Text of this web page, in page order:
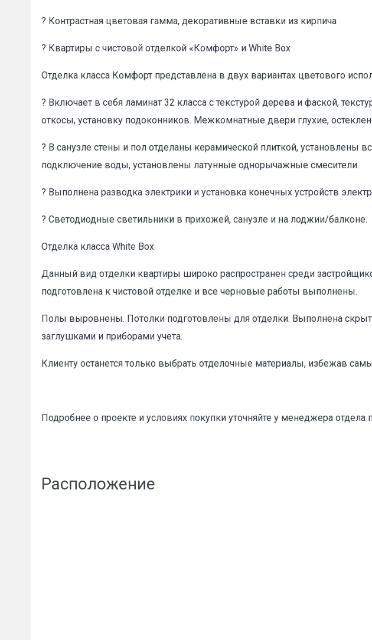
? Контрастная цветовая гамма, декоративные вставки из кирпича
? Квартиры с чистовой отделкой «Комфорт» и White Box
Отделка класса Комфорт представлена в двух вариантах цветового
? Включает в себя ламинат 32 класса с текстурой дерева и фаской,
откосы, установку подоконников. Межкомнатные двери глухие,
? В санузле стены и пол отделаны керамической плиткой, установлены
подключение воды, установлены латунные однорычажные смесители.
? Выполнена разводка электрики и установка конечных устройств
? Светодиодные светильники в прихожей, санузле и на лоджии/балконе.
Отделка класса White Box
Данный вид отделки квартиры широко распространен среди
подготовлена к чистовой отделке и все черновые работы выполнены.
Полы выровнены. Потолки подготовлены для отделки. Выполнена
заглушками и приборами учета.
Клиенту останется только выбрать отделочные материалы, избежав
Подробнее о проекте и условиях покупки уточняйте у менеджера отдела
Расположение